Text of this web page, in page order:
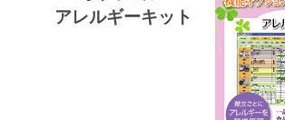
アレルギーキット